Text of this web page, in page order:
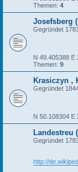
Themen: 4
Josefsberg
Gegründet
N 49.405388 E
Themen: 9
Krasiczyn ,
Gegründet
N 50.108304 E
Landestreu
Gegründet
http://